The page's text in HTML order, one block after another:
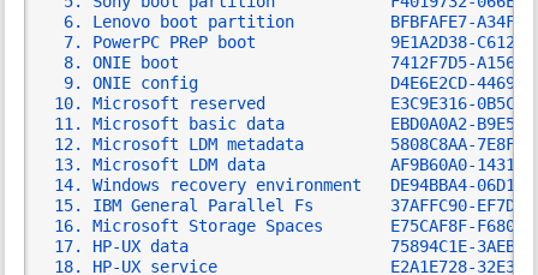
Lenovo boot partition          BFBFAFE7-A34F-
PowerPC PReP boot              9E1A2D38-C612-
ONIE boot                      7412F7D5-A156-
ONIE config                    D4E6E2CD-4469-
Microsoft reserved             E3C9E316-0B5C-
Microsoft basic data           EBD0A0A2-B9E5-
Microsoft LDM metadata         5808C8AA-7E8F-
Microsoft LDM data             AF9B60A0-1431-
Windows recovery environment   DE94BBA4-06D1-
IBM General Parallel Fs        37AFFC90-EF7D-
Microsoft Storage Spaces       E75CAF8F-F680-
HP-UX data                     75894C1E-3AEB-
HP-UX service                  E2A1E728-32E3-